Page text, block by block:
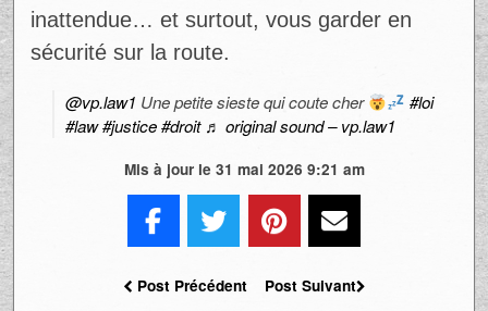
inattendue… et surtout, vous garder en
sécurité sur la route.
@vp.law1 Une petite sieste qui coute cher
#loi
#law #justice #droit ♬ original sound – vp.law1
Mis à jour le 31 mai 2026 9:21 am
Post Précédent Post Suivant